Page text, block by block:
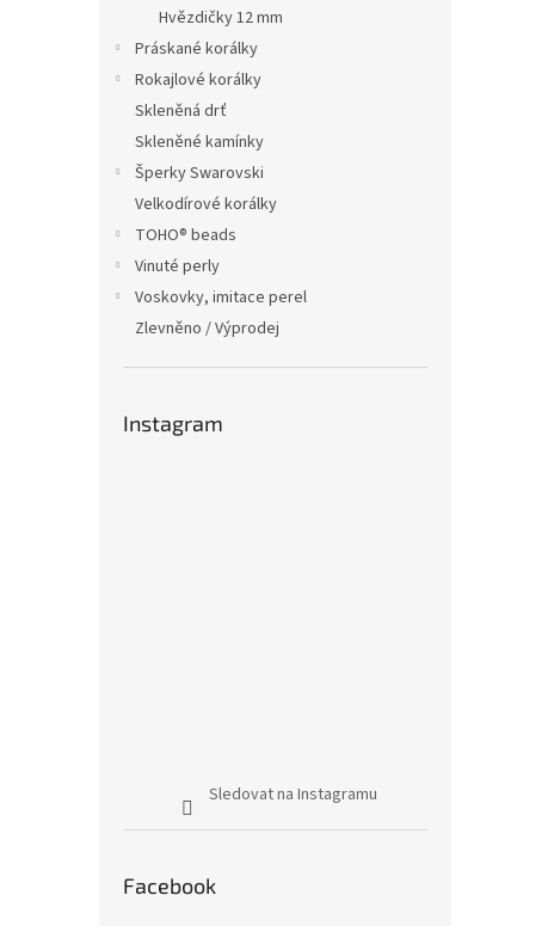
Hvězdičky 12 mm
Práskané korálky
Rokajlové korálky
Skleněná drť
Skleněné kamínky
Šperky Swarovski
Velkodírové korálky
TOHO® beads
Vinuté perly
Voskovky, imitace perel
Zlevněno / Výprodej
Instagram
Sledovat na Instagramu
Facebook